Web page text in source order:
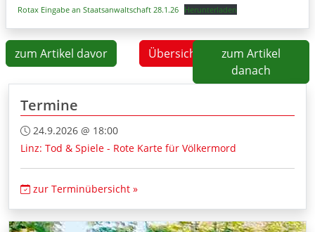
Rotax Eingabe an Staatsanwaltschaft 28.1.26 Herunterladen
zum Artikel davor Übersicht
zum Artikel
danach
Termine
24.9.2026 @ 18:00
Linz: Tod & Spiele - Rote Karte für Völkermord
zur Terminübersicht »